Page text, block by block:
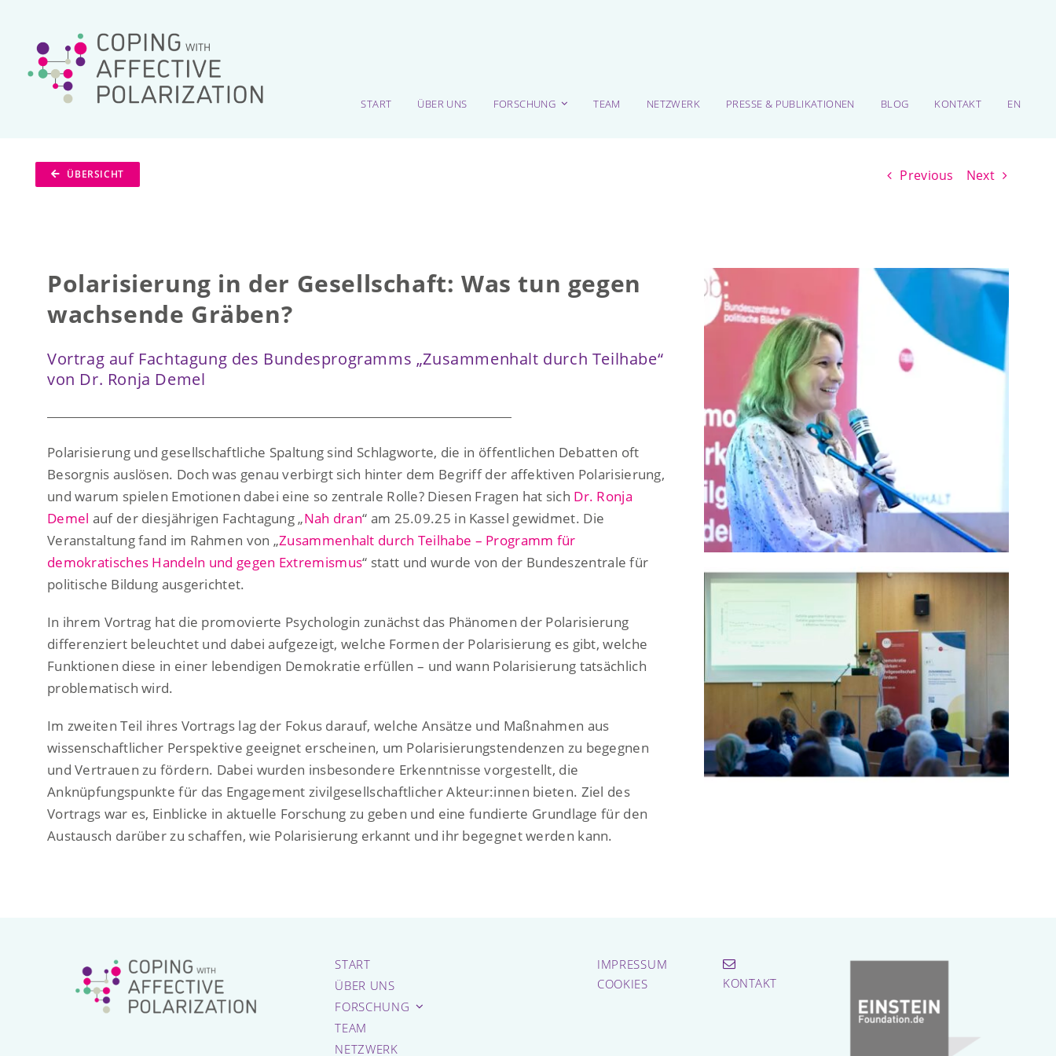
springen
START ÜBER UNS FORSCHUNG TEAM NETZWERK PRESSE & PUBLIKATIONEN BLOG KONTAKT EN
ÜBERSICHT Previous Next
Polarisierung in der Gesellschaft: Was tun gegen
wachsende Gräben?
Vortrag auf Fachtagung des Bundesprogramms „Zusammenhalt durch Teilhabe“
von Dr. Ronja Demel
Polarisierung und gesellschaftliche Spaltung sind Schlagworte, die in öffentlichen Debatten oft
Besorgnis auslösen. Doch was genau verbirgt sich hinter dem Begriff der affektiven Polarisierung,
und warum spielen Emotionen dabei eine so zentrale Rolle? Diesen Fragen hat sich Dr. Ronja
Demel auf der diesjährigen Fachtagung „Nah dran“ am 25.09.25 in Kassel gewidmet. Die
Veranstaltung fand im Rahmen von „Zusammenhalt durch Teilhabe – Programm für
demokratisches Handeln und gegen Extremismus“ statt und wurde von der Bundeszentrale für
politische Bildung ausgerichtet.
In ihrem Vortrag hat die promovierte Psychologin zunächst das Phänomen der Polarisierung
differenziert beleuchtet und dabei aufgezeigt, welche Formen der Polarisierung es gibt, welche
Funktionen diese in einer lebendigen Demokratie erfüllen – und wann Polarisierung tatsächlich
problematisch wird.
Im zweiten Teil ihres Vortrags lag der Fokus darauf, welche Ansätze und Maßnahmen aus
wissenschaftlicher Perspektive geeignet erscheinen, um Polarisierungstendenzen zu begegnen
und Vertrauen zu fördern. Dabei wurden insbesondere Erkenntnisse vorgestellt, die
Anknüpfungspunkte für das Engagement zivilgesellschaftlicher Akteur:innen bieten. Ziel des
Vortrags war es, Einblicke in aktuelle Forschung zu geben und eine fundierte Grundlage für den
Austausch darüber zu schaffen, wie Polarisierung erkannt und ihr begegnet werden kann.
START
ÜBER UNS
FORSCHUNG
TEAM
NETZWERK
IMPRESSUM
COOKIES
KONTAKT